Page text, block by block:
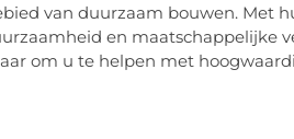
van duurzaam bouwen. Met
en maatschappelijke
om u te helpen met